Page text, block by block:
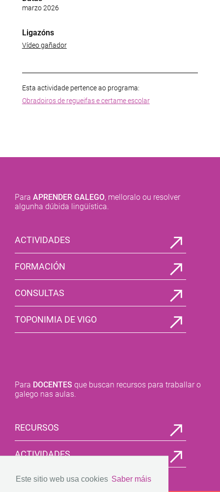
Este sitio web usa cookies Saber máis
marzo 2026
Ligazóns
Vídeo gañador
Esta actividade pertence ao programa:
Obradoiros de regueifas e certame escolar
Para APRENDER GALEGO, melloralo ou resolver
algunha dúbida lingüística.
ACTIVIDADES
FORMACIÓN
CONSULTAS
TOPONIMIA DE VIGO
Para DOCENTES que buscan recursos para traballar o
galego nas aulas.
RECURSOS
ACTIVIDADES